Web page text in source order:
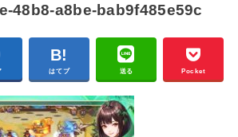
48b8-a8be-bab9f485e59c
はてブ 送る Pocket